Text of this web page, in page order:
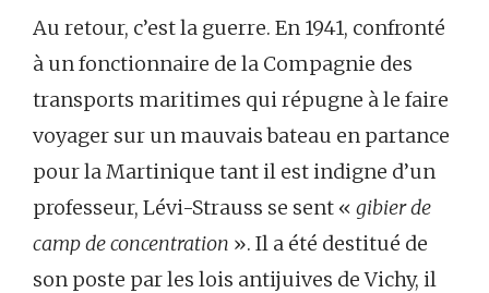
Au retour, c’est la guerre. En 1941, confronté
à un fonctionnaire de la Compagnie des
transports maritimes qui répugne à le faire
voyager sur un mauvais bateau en partance
pour la Martinique tant il est indigne d’un
professeur, Lévi-Strauss se sent « gibier de
camp de concentration ». Il a été destitué de
son poste par les lois antijuives de Vichy, il